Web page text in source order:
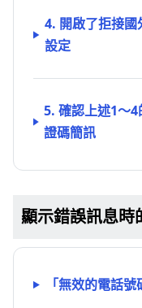
4. 開啟了拒接
設定
5. 確認上述1～
證碼簡訊
顯示錯誤訊息時
「無效的電話號